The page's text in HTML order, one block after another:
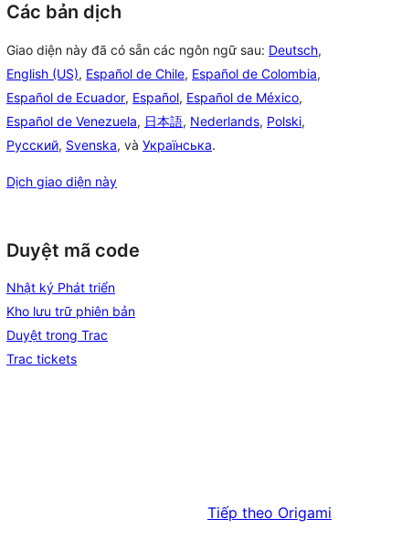
Các bản dịch
Giao diện này đã có sẵn các ngôn ngữ sau: Deutsch,
English (US), Español de Chile, Español de Colombia,
Español de Ecuador, Español, Español de México,
Español de Venezuela, 日本語, Nederlands, Polski,
Русский, Svenska, và Українська.
Dịch giao diện này
Duyệt mã code
Nhật ký Phát triển
Kho lưu trữ phiên bản
Duyệt trong Trac
Trac tickets
Tiếp theo Origami